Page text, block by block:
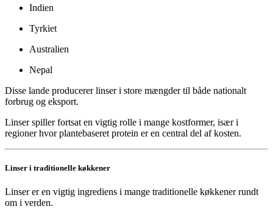
Indien
Tyrkiet
Australien
Nepal
Disse lande producerer linser i store mængder til både nationalt
forbrug og eksport.
Linser spiller fortsat en vigtig rolle i mange kostformer, især i
regioner hvor plantebaseret protein er en central del af kosten.
Linser i traditionelle køkkener
Linser er en vigtig ingrediens i mange traditionelle køkkener rundt
om i verden.